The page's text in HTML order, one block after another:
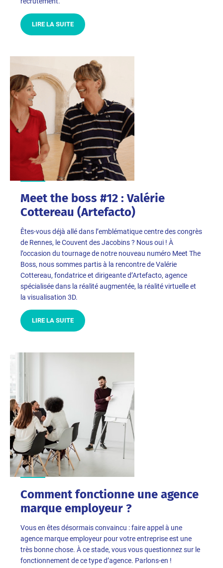
LIRE LA SUITE
Meet the boss #12 : Valérie
Cottereau (Artefacto)
Êtes-vous déjà allé dans l’emblématique centre des congrès
de Rennes, le Couvent des Jacobins ? Nous oui ! À
l’occasion du tournage de notre nouveau numéro Meet The
Boss, nous sommes partis à la rencontre de Valérie
Cottereau, fondatrice et dirigeante d’Artefacto, agence
spécialisée dans la réalité augmentée, la réalité virtuelle et
la visualisation 3D.
LIRE LA SUITE
Comment fonctionne une agence
marque employeur ?
Vous en êtes désormais convaincu : faire appel à une
agence marque employeur pour votre entreprise est une
très bonne chose. À ce stade, vous vous questionnez sur le
fonctionnement de ce type d’agence. Parlons-en !